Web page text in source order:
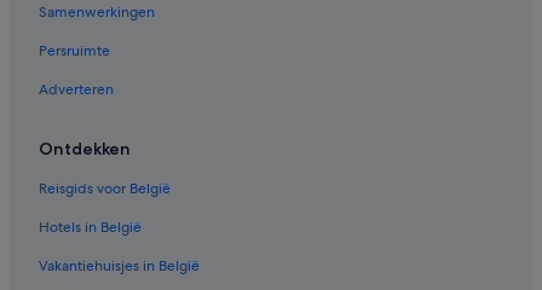
Samenwerkingen
Persruimte
Adverteren
Ontdekken
Reisgids voor België
Hotels in België
Vakantiehuisjes in België